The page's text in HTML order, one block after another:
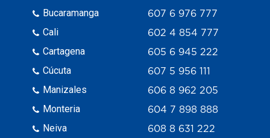
Bucaramanga
Cali
Cartagena
Cúcuta
Manizales
Monteria
Neiva
607 6 976 777
602 4 854 777
605 6 945 222
607 5 956 111
606 8 962 205
604 7 898 888
608 8 631 222